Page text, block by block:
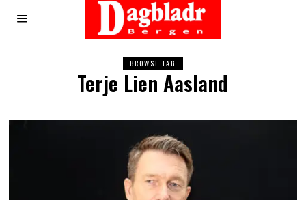
BROWSE TAG
Terje Lien Aasland